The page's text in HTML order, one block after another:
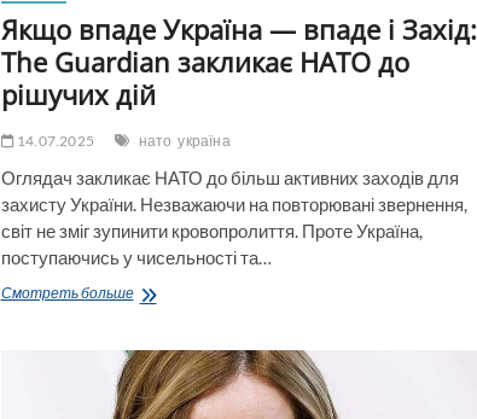
Якщо впаде Україна — впаде і Захід:
The Guardian закликає НАТО до
рішучих дій
14.07.2025 нато україна
Оглядач закликає НАТО до більш активних заходів для
захисту України. Незважаючи на повторювані звернення,
світ не зміг зупинити кровопролиття. Проте Україна,
поступаючись у чисельності та…
Смотреть большеЯкщо
—
впаде
і